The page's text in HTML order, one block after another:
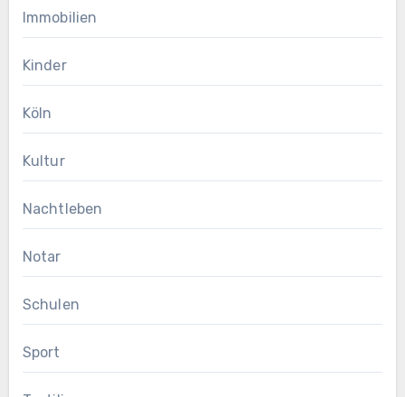
Immobilien
Kinder
Köln
Kultur
Nachtleben
Notar
Schulen
Sport